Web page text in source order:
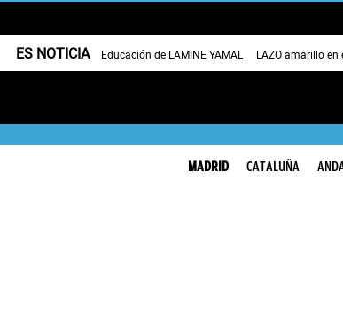
ES NOTICIA Educación de LAMINE YAMAL LAZO amarillo en
MADRID CATALUÑA